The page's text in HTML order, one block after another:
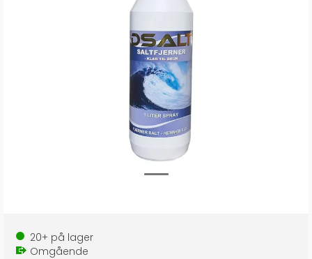
20+ på lager
Omgående